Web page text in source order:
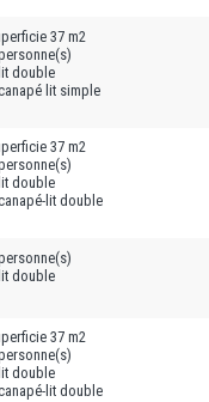
37 m2
double
lit simple
37 m2
double
lit double
double
37 m2
double
lit double